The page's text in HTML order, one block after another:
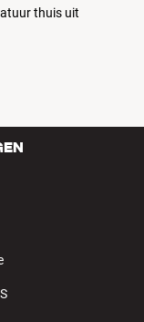
thuis uit